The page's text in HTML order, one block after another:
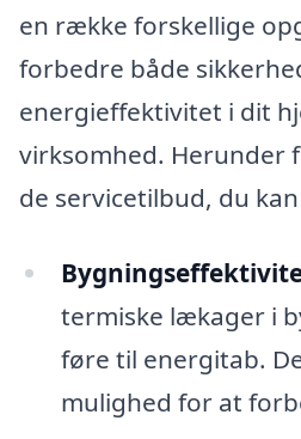
en række forskellige
forbedre både
energieffektivitet i dit
virksomhed. Herunder
de servicetilbud, du
termiske lækager i
føre til energitab.
mulighed for at